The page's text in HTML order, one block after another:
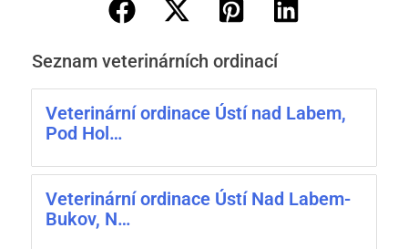
Seznam veterinárních ordinací
Veterinární ordinace Ústí nad Labem,
Pod Hol…
Veterinární ordinace Ústí Nad Labem-
Bukov, N…